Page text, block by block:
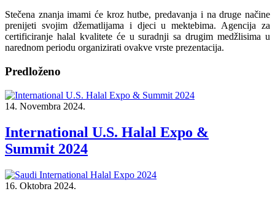
Stečena znanja imami će kroz hutbe, predavanja i na druge načine
prenijeti svojim džematlijama i djeci u mektebima. Agencija za
certificiranje halal kvalitete će u suradnji sa drugim medžlisima u
narednom periodu organizirati ovakve vrste prezentacija.
Predloženo
14. Novembra 2024.
International U.S. Halal Expo &
Summit 2024
16. Oktobra 2024.